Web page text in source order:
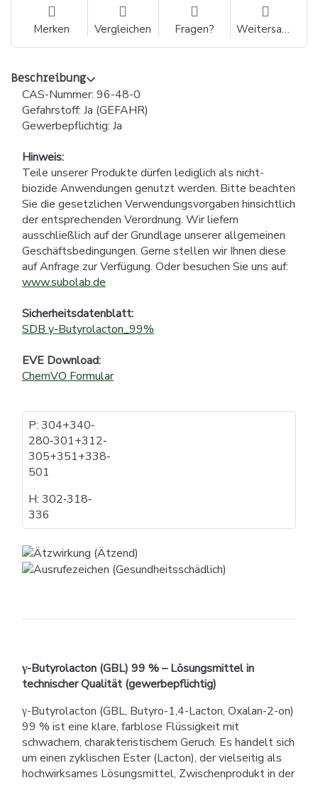
Merken Vergleichen Fragen? Weitersagen
Beschreibung
CAS-Nummer: 96-48-0
Gefahrstoff: Ja (GEFAHR)
Gewerbepflichtig: Ja
Hinweis:
Teile unserer Produkte dürfen lediglich als nicht-
biozide Anwendungen genutzt werden. Bitte beachten
Sie die gesetzlichen Verwendungsvorgaben hinsichtlich
der entsprechenden Verordnung. Wir liefern
ausschließlich auf der Grundlage unserer allgemeinen
Geschäftsbedingungen. Gerne stellen wir Ihnen diese
auf Anfrage zur Verfügung. Oder besuchen Sie uns auf:
www.subolab.de
Sicherheitsdatenblatt:
SDB y-Butyrolacton_99%
EVE Download:
ChemVO Formular
P: 304+340​‐​
280​‐​301+312​‐​
305+351+338​‐​
501
H: 302​‐​318​‐​
336
γ-Butyrolacton (GBL) 99 % – Lösungsmittel in
technischer Qualität (gewerbepflichtig)
γ-Butyrolacton (GBL, Butyro-1,4-Lacton, Oxalan-2-on)
99 % ist eine klare, farblose Flüssigkeit mit
schwachem, charakteristischem Geruch. Es handelt sich
um einen zyklischen Ester (Lacton), der vielseitig als
hochwirksames Lösungsmittel, Zwischenprodukt in der